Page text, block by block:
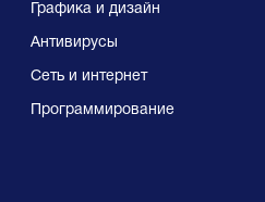
Графика и дизайн
Антивирусы
Сеть и интернет
Программирование